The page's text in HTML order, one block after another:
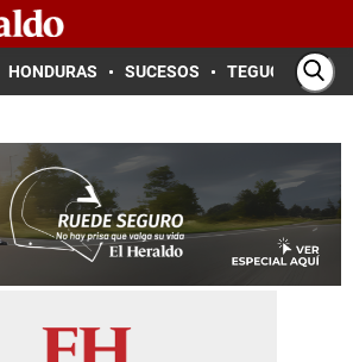
HONDURAS SUCESOS TEGUCIGALPA